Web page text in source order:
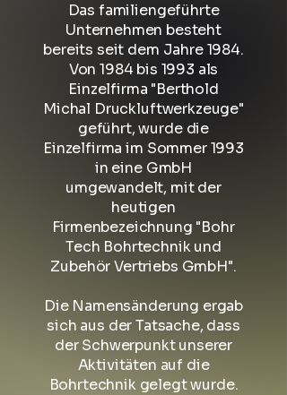
Das familiengeführte
Unternehmen besteht
bereits seit dem Jahre 1984.
Von 1984 bis 1993 als
Einzelfirma "Berthold
Michal Druckluftwerkzeuge"
geführt, wurde die
Einzelfirma im Sommer 1993
in eine GmbH
umgewandelt, mit der
heutigen
Firmenbezeichnung "Bohr
Tech Bohrtechnik und
Zubehör Vertriebs GmbH".
Die Namensänderung ergab
sich aus der Tatsache, dass
der Schwerpunkt unserer
Aktivitäten auf die
Bohrtechnik gelegt wurde.